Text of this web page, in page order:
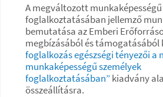
A megváltozott
foglalkoztatásában jellemző
bemutatása az Emberi
megbízásából és támogatásából
foglalkozás egészségi tényezői
munkaképességű személyek
foglalkoztatásában”kiadvány
összeállításra.